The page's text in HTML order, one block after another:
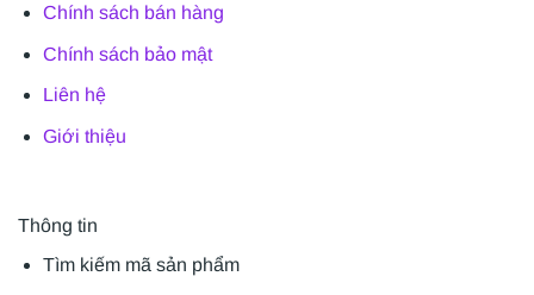
Chính sách bán hàng
Chính sách bảo mật
Liên hệ
Giới thiệu
Thông tin
Tìm kiếm mã sản phẩm